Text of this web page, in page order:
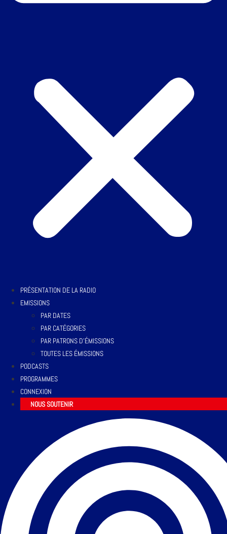
PRÉSENTATION DE LA RADIO
EMISSIONS
PAR DATES
PAR CATÉGORIES
PAR PATRONS D’ÉMISSIONS
TOUTES LES ÉMISSIONS
PODCASTS
PROGRAMMES
CONNEXION
NOUS SOUTENIR